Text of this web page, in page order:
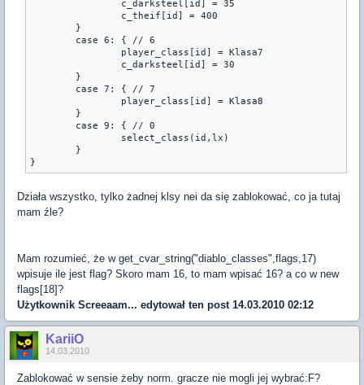
                c_darksteel[id] = 35
                c_theif[id] = 400
        }
        case 6: { // 6
                player_class[id] = Klasa7
                c_darksteel[id] = 30
        }
        case 7: { // 7
                player_class[id] = Klasa8
        }
        case 9: { // 0
                select_class(id,lx)
        }
Działa wszystko, tylko żadnej klsy nei da się zablokować, co ja tutaj
mam źle?
Mam rozumieć, że w get_cvar_string("diablo_classes",flags,17)
wpisuje ile jest flag? Skoro mam 16, to mam wpisać 16? a co w new
flags[18]?
Użytkownik Screeaam... edytował ten post 14.03.2010 02:12
KariiO
14.03.2010
Zablokować w sensie żeby norm. gracze nie mogli jej wybrać:F?